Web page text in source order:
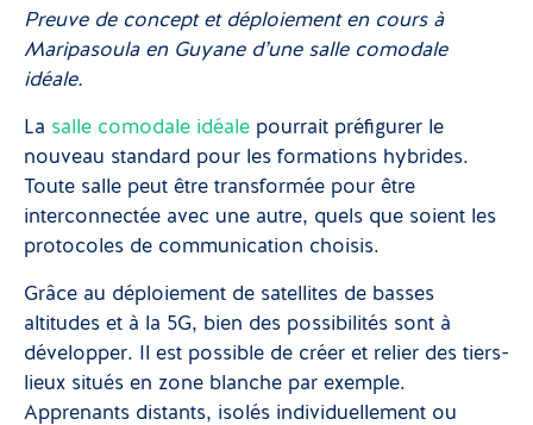
Preuve de concept et déploiement en cours à
Maripasoula en Guyane d’une salle comodale
idéale.
La salle comodale idéale pourrait préfigurer le
nouveau standard pour les formations hybrides.
Toute salle peut être transformée pour être
interconnectée avec une autre, quels que soient les
protocoles de communication choisis.
Grâce au déploiement de satellites de basses
altitudes et à la 5G, bien des possibilités sont à
développer. Il est possible de créer et relier des tiers-
lieux situés en zone blanche par exemple.
Apprenants distants, isolés individuellement ou